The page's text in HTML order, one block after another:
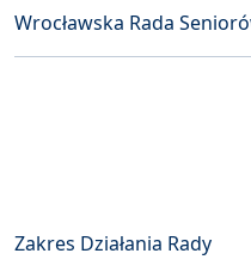
Wrocławska Rada
Zakres Działania Rady